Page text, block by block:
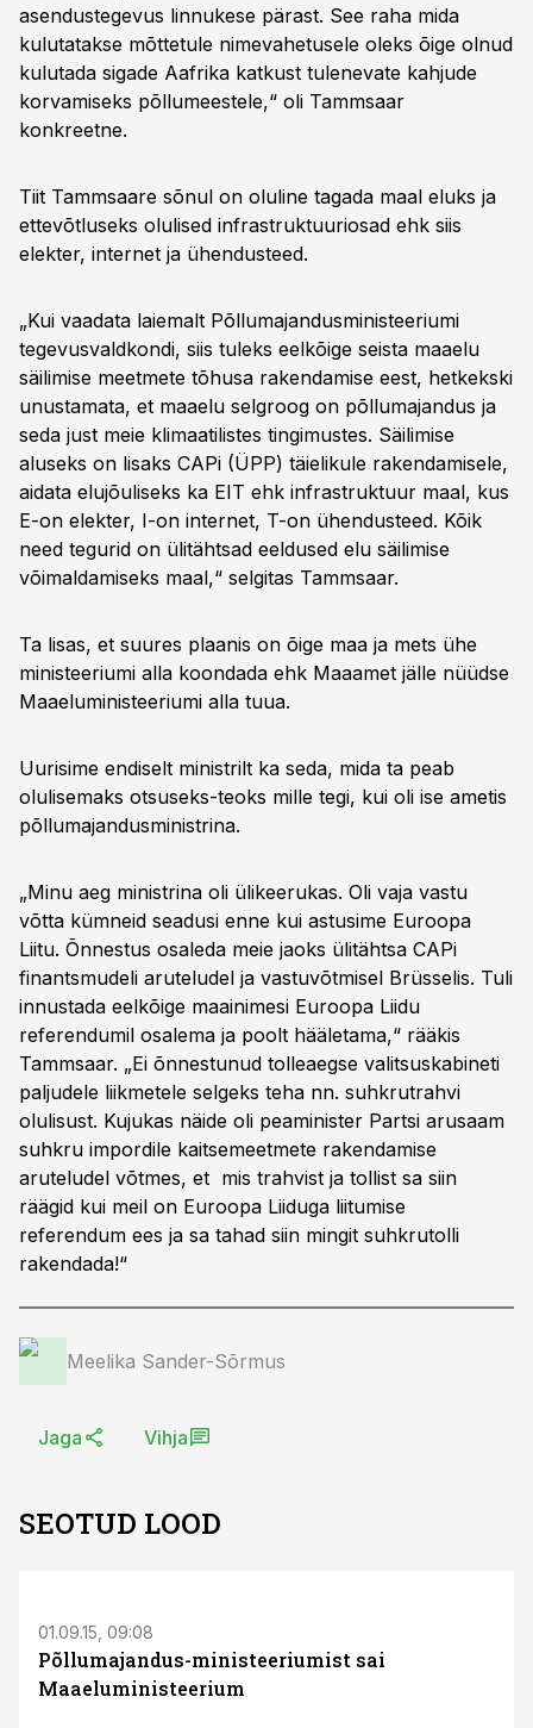
asendustegevus linnukese pärast. See raha mida
kulutatakse mõttetule nimevahetusele oleks õige olnud
kulutada sigade Aafrika katkust tulenevate kahjude
korvamiseks põllumeestele,“ oli Tammsaar
konkreetne.
Tiit Tammsaare sõnul on oluline tagada maal eluks ja
ettevõtluseks olulised infrastruktuuriosad ehk siis
elekter, internet ja ühendusteed.
„Kui vaadata laiemalt Põllumajandusministeeriumi
tegevusvaldkondi, siis tuleks eelkõige seista maaelu
säilimise meetmete tõhusa rakendamise eest, hetkekski
unustamata, et maaelu selgroog on põllumajandus ja
seda just meie klimaatilistes tingimustes. Säilimise
aluseks on lisaks CAPi (ÜPP) täielikule rakendamisele,
aidata elujõuliseks ka EIT ehk infrastruktuur maal, kus
E-on elekter, I-on internet, T-on ühendusteed. Kõik
need tegurid on ülitähtsad eeldused elu säilimise
võimaldamiseks maal,“ selgitas Tammsaar.
Ta lisas, et suures plaanis on õige maa ja mets ühe
ministeeriumi alla koondada ehk Maaamet jälle nüüdse
Maaeluministeeriumi alla tuua.
Uurisime endiselt ministrilt ka seda, mida ta peab
olulisemaks otsuseks-teoks mille tegi, kui oli ise ametis
põllumajandusministrina.
„Minu aeg ministrina oli ülikeerukas. Oli vaja vastu
võtta kümneid seadusi enne kui astusime Euroopa
Liitu. Õnnestus osaleda meie jaoks ülitähtsa CAPi
finantsmudeli aruteludel ja vastuvõtmisel Brüsselis. Tuli
innustada eelkõige maainimesi Euroopa Liidu
referendumil osalema ja poolt hääletama,“ rääkis
Tammsaar. „Ei õnnestunud tolleaegse valitsuskabineti
paljudele liikmetele selgeks teha nn. suhkrutrahvi
olulisust. Kujukas näide oli peaminister Partsi arusaam
suhkru impordile kaitsemeetmete rakendamise
aruteludel võtmes, et mis trahvist ja tollist sa siin
räägid kui meil on Euroopa Liiduga liitumise
referendum ees ja sa tahad siin mingit suhkrutolli
rakendada!“
Meelika Sander-Sõrmus
Jaga Vihja
SEOTUD LOOD
01.09.15, 09:08
Põllumajandus-ministeeriumist sai
Maaeluministeerium